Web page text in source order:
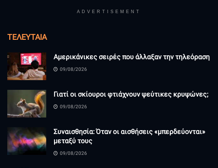
ADVERTISEMENT
ΤΕΛΕΥΤΑΊΑ
Αμερικάνικες σειρές που άλλαξαν την τηλεόραση
09/08/2026
Γιατί οι σκίουροι φτιάχνουν ψεύτικες κρυψώνες;
09/08/2026
Συναισθησία: Όταν οι αισθήσεις «μπερδεύονται»
μεταξύ τους
09/08/2026